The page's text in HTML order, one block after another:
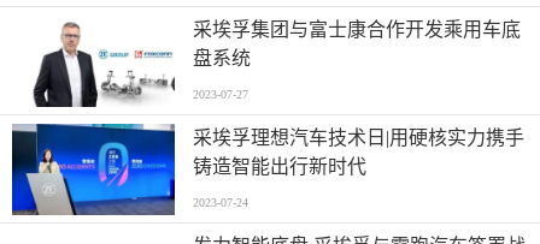
采埃孚集团与富士康合作开发乘用车底
盘系统
2023-07-27
采埃孚理想汽车技术日|用硬核实力携手
铸造智能出行新时代
2023-07-24